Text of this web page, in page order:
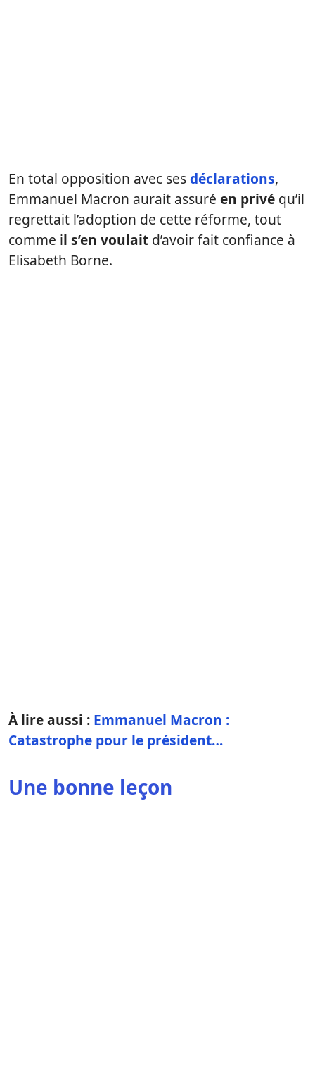
En total opposition avec sesdéclarations,
Emmanuel Macron aurait assuré en privé qu’il
regrettait l’adoption de cette réforme, tout
comme il s’en voulait d’avoir fait confiance à
Elisabeth Borne.
À lire aussi : Emmanuel Macron :
Catastrophe pour le président…
Une bonne leçon